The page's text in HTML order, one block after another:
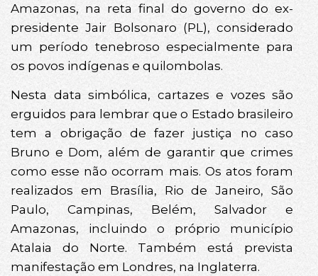
Amazonas, na reta final do governo do ex-
presidente Jair Bolsonaro (PL), considerado
um período tenebroso especialmente para
os povos indígenas e quilombolas.
Nesta data simbólica, cartazes e vozes são
erguidos para lembrar que o Estado brasileiro
tem a obrigação de fazer justiça no caso
Bruno e Dom, além de garantir que crimes
como esse não ocorram mais. Os atos foram
realizados em Brasília, Rio de Janeiro, São
Paulo, Campinas, Belém, Salvador e
Amazonas, incluindo o próprio município
Atalaia do Norte. Também está prevista
manifestação em Londres, na Inglaterra.